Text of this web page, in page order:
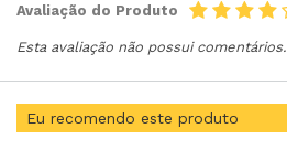
Avaliação do Produto
Esta avaliação não possui comentários.
Eu recomendo este produto